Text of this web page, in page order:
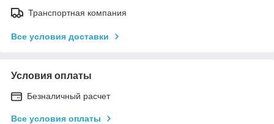
Транспортная компания
Все условия доставки
Условия оплаты
Безналичный расчет
Все условия оплаты